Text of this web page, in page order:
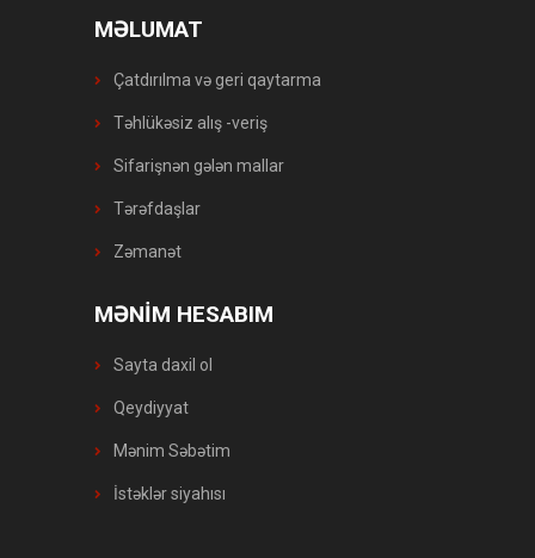
MƏLUMAT
Çatdırılma və geri qaytarma
Təhlükəsiz alış -veriş
Sifarişnən gələn mallar
Tərəfdaşlar
Zəmanət
MƏNİM HESABIM
Sayta daxil ol
Qeydiyyat
Mənim Səbətim
İstəklər siyahısı